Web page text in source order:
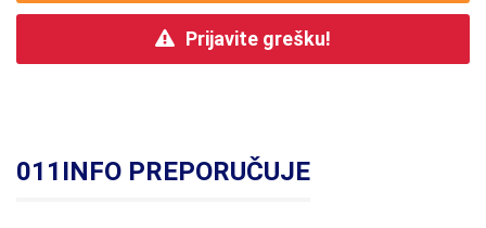
Prijavite grešku!
011INFO PREPORUČUJE